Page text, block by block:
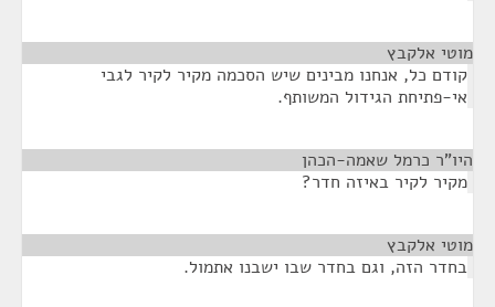
מוטי אלקבץ
קודם כל, אנחנו מבינים שיש הסכמה מקיר לקיר לגבי
אי-פתיחת הגידול המשותף.
היו"ר כרמל שאמה-הכהן
מקיר לקיר באיזה חדר?
מוטי אלקבץ
בחדר הזה, וגם בחדר שבו ישבנו אתמול.